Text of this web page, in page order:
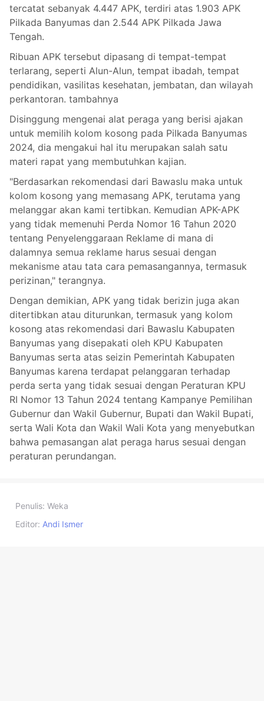
tercatat sebanyak 4.447 APK, terdiri atas 1.903 APK
Pilkada Banyumas dan 2.544 APK Pilkada Jawa
Tengah.
Ribuan APK tersebut dipasang di tempat-tempat
terlarang, seperti Alun-Alun, tempat ibadah, tempat
pendidikan, vasilitas kesehatan, jembatan, dan wilayah
perkantoran. tambahnya
Disinggung mengenai alat peraga yang berisi ajakan
untuk memilih kolom kosong pada Pilkada Banyumas
2024, dia mengakui hal itu merupakan salah satu
materi rapat yang membutuhkan kajian.
"Berdasarkan rekomendasi dari Bawaslu maka untuk
kolom kosong yang memasang APK, terutama yang
melanggar akan kami tertibkan. Kemudian APK-APK
yang tidak memenuhi Perda Nomor 16 Tahun 2020
tentang Penyelenggaraan Reklame di mana di
dalamnya semua reklame harus sesuai dengan
mekanisme atau tata cara pemasangannya, termasuk
perizinan," terangnya.
Dengan demikian, APK yang tidak berizin juga akan
ditertibkan atau diturunkan, termasuk yang kolom
kosong atas rekomendasi dari Bawaslu Kabupaten
Banyumas yang disepakati oleh KPU Kabupaten
Banyumas serta atas seizin Pemerintah Kabupaten
Banyumas karena terdapat pelanggaran terhadap
perda serta yang tidak sesuai dengan Peraturan KPU
RI Nomor 13 Tahun 2024 tentang Kampanye Pemilihan
Gubernur dan Wakil Gubernur, Bupati dan Wakil Bupati,
serta Wali Kota dan Wakil Wali Kota yang menyebutkan
bahwa pemasangan alat peraga harus sesuai dengan
peraturan perundangan.
Penulis: Weka
Editor: Andi Ismer